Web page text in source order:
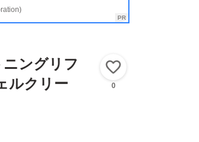
ングリフ
ルクリー
0